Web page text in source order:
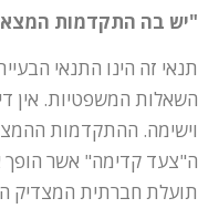
"יש בה התקדמות
תנאי זה הינו התנאי
השאלות המשפטיות. אין
וישימה. ההתקדמות
ה"צעד קדימה" אשר
תועלת חברתית המצדיק